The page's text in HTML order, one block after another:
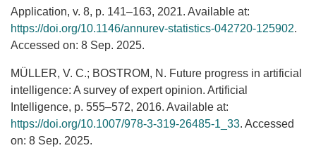
Application, v. 8, p. 141–163, 2021. Available at:
https://doi.org/10.1146/annurev-statistics-042720-125902.
Accessed on: 8 Sep. 2025.
MÜLLER, V. C.; BOSTROM, N. Future progress in artificial
intelligence: A survey of expert opinion. Artificial
Intelligence, p. 555–572, 2016. Available at:
https://doi.org/10.1007/978-3-319-26485-1_33. Accessed
on: 8 Sep. 2025.